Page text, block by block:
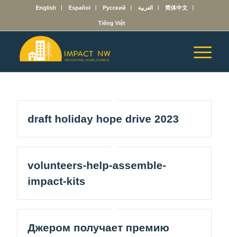
English Español Русский العربية 简体中文
Tiếng Việt
draft holiday hope drive 2023
volunteers-help-assemble-
impact-kits
Джером получает премию